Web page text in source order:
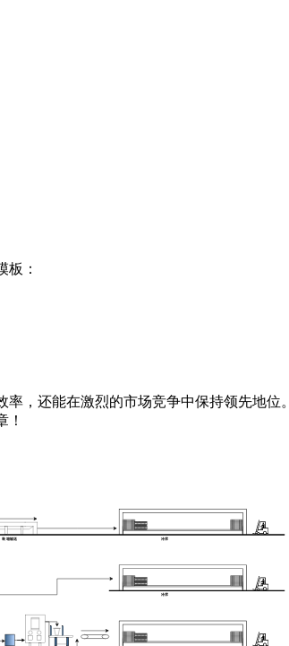
板：
，还能在激烈的市场竞争中保持领先地位。
！